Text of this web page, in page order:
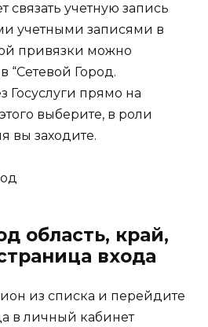
связать учетную запись
учетными записями в
привязки можно
“Сетевой Город.
Госуслуги прямо на
выберите, в роли
вы заходите.
область, край,
входа
из списка и перейдите
в личный кабинет